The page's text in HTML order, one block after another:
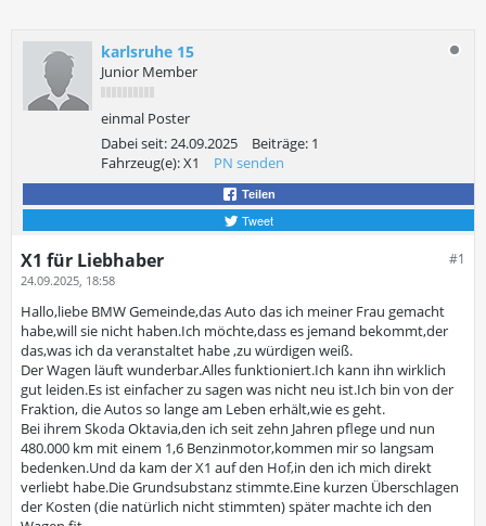
karlsruhe 15
Junior Member
einmal Poster
Dabei seit:24.09.2025 Beiträge: 1
Fahrzeug(e):X1 PN senden
Teilen
Tweet
#1
X1 für Liebhaber
24.09.2025, 18:58
Hallo,liebe BMW Gemeinde,das Auto das ich meiner Frau gemacht
habe,will sie nicht haben.Ich möchte,dass es jemand bekommt,der
das,was ich da veranstaltet habe ,zu würdigen weiß.
Der Wagen läuft wunderbar.Alles funktioniert.Ich kann ihn wirklich
gut leiden.Es ist einfacher zu sagen was nicht neu ist.Ich bin von der
Fraktion, die Autos so lange am Leben erhält,wie es geht.
Bei ihrem Skoda Oktavia,den ich seit zehn Jahren pflege und nun
480.000 km mit einem 1,6 Benzinmotor,kommen mir so langsam
bedenken.Und da kam der X1 auf den Hof,in den ich mich direkt
verliebt habe.Die Grundsubstanz stimmte.Eine kurzen Überschlagen
der Kosten (die natürlich nicht stimmten) später machte ich den